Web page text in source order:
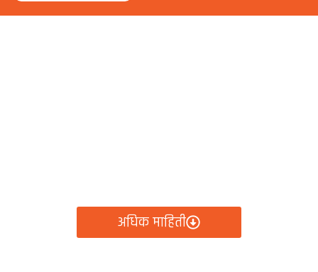
अधिक माहिती